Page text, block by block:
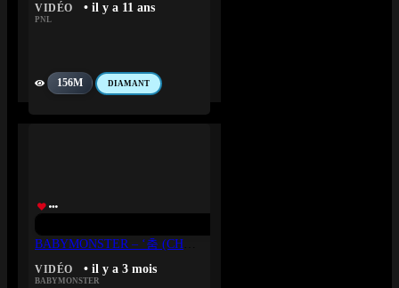
VIDÉO • il y a 11 ans
PNL
156M DIAMANT
VIDÉO • il y a 3 mois
BABYMONSTER